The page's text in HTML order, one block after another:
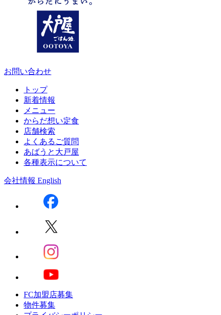
お問い合わせ
トップ
新着情報
メニュー
からだ想い定食
店舗検索
よくあるご質問
あばうと大戸屋
各種表示について
会社情報 English
FC加盟店募集
物件募集